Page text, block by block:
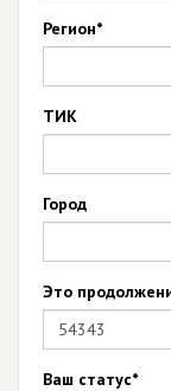
Регион*
ТИК
Город
Это
Ваш статус*